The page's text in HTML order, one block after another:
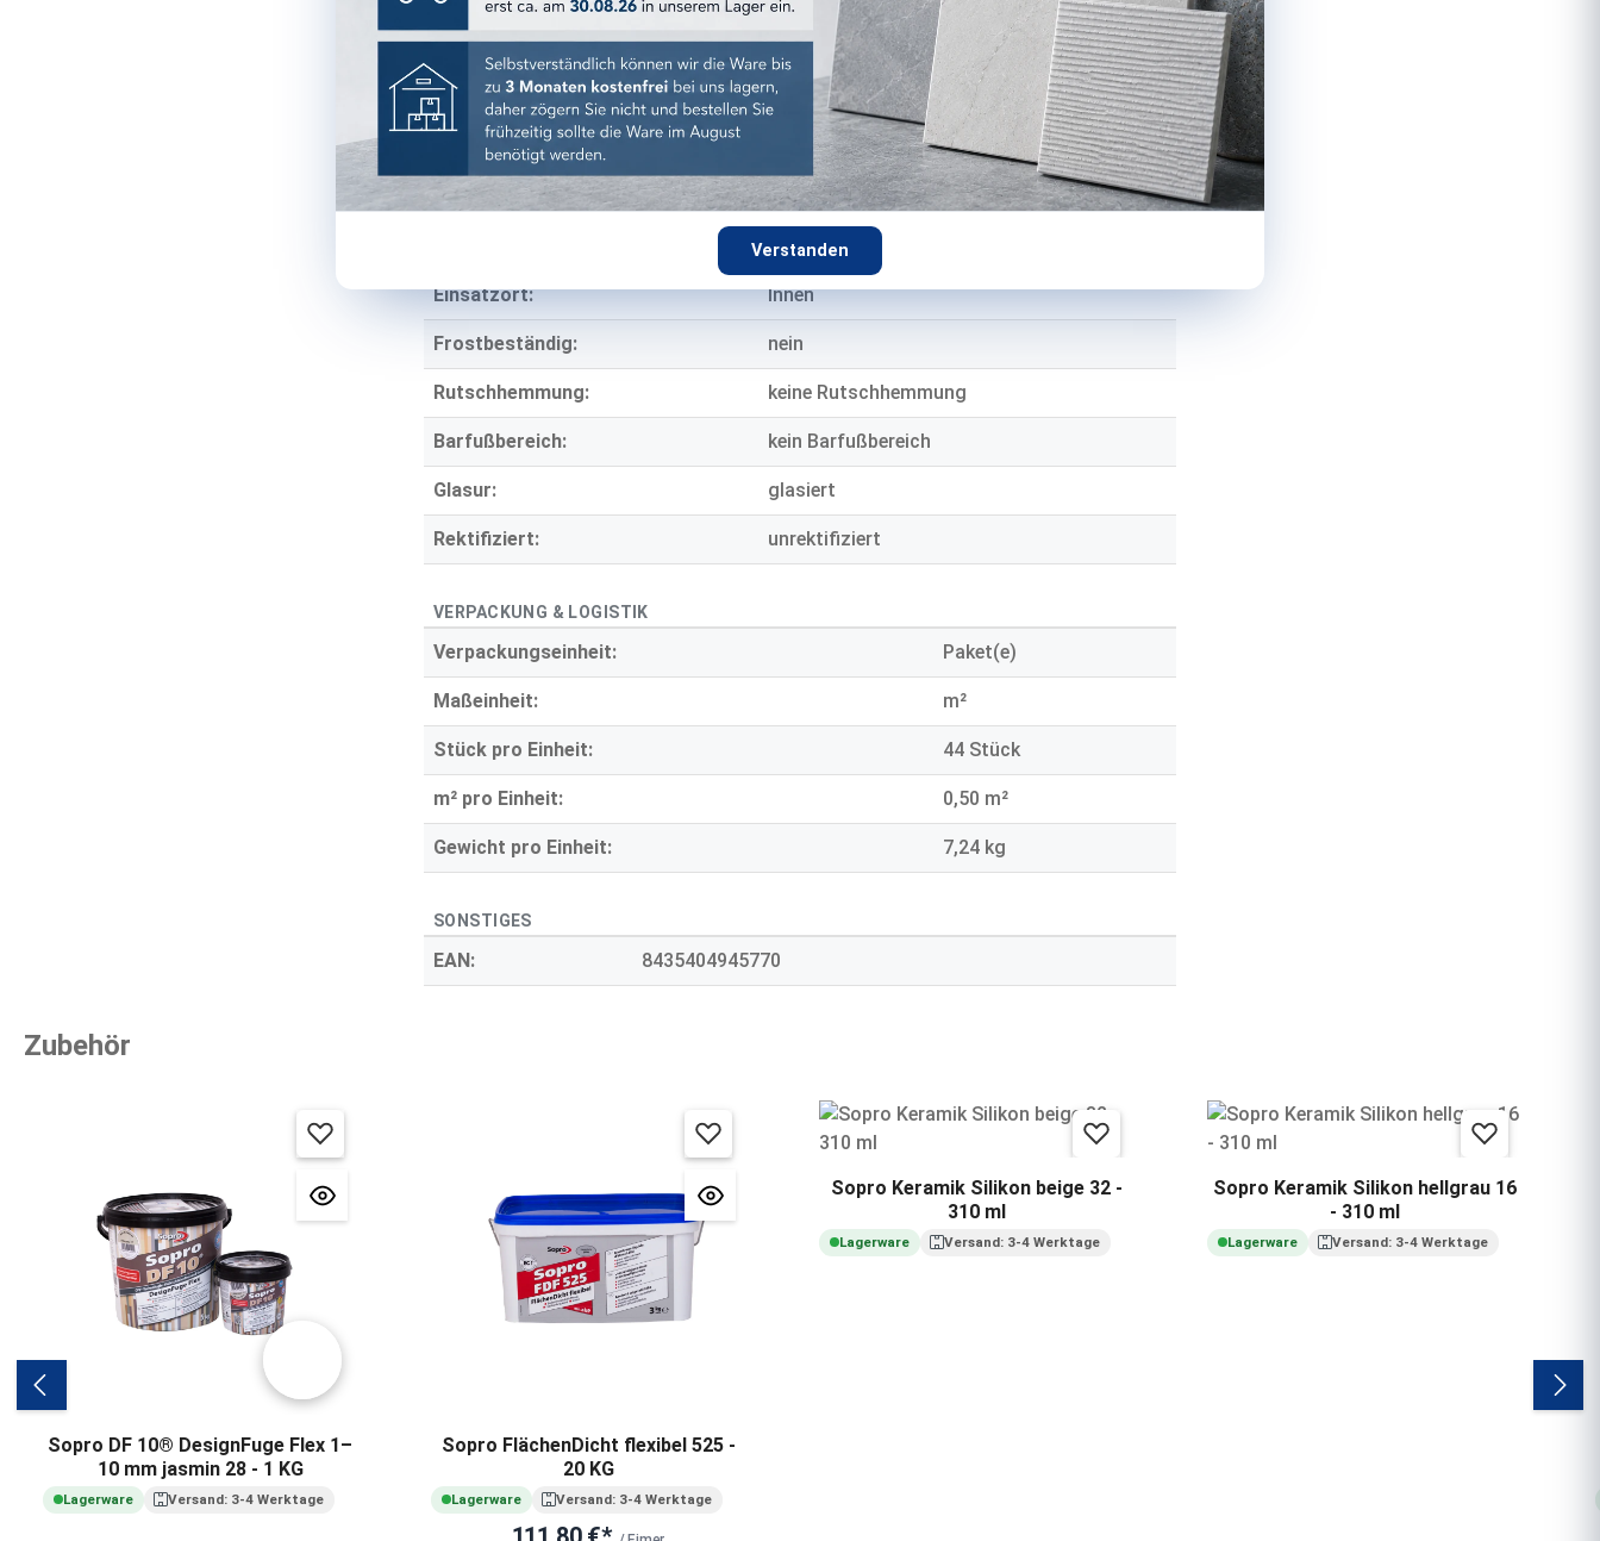
Verstanden
Optik: Vintage-Optik
Material: Steingut
Stärke: 9 mm
TECHNISCHE EIGENSCHAFTEN
Wand
Einsatzort: Innen
Frostbeständig: nein
Rutschhemmung: keine Rutschhemmung
Barfußbereich: kein Barfußbereich
Glasur: glasiert
Rektifiziert: unrektifiziert
VERPACKUNG & LOGISTIK
Verpackungseinheit: Paket(e)
Maßeinheit: m²
Stück pro Einheit: 44 Stück
m² pro Einheit: 0,50 m²
Gewicht pro Einheit: 7,24 kg
SONSTIGES
EAN: 8435404945770
Zubehör
Sopro DF 10® DesignFuge Flex 1–
10 mm jasmin 28 - 1 KG
Lagerware Versand: 3-4 Werktage
Sopro FlächenDicht flexibel 525 -
20 KG
Lagerware Versand: 3-4 Werktage
Sopro Keramik Silikon beige 32 -
310 ml
Lagerware Versand: 3-4 Werktage
Sopro Keramik Silikon hellgrau 16
- 310 ml
Lagerware Versand: 3-4 Werktage